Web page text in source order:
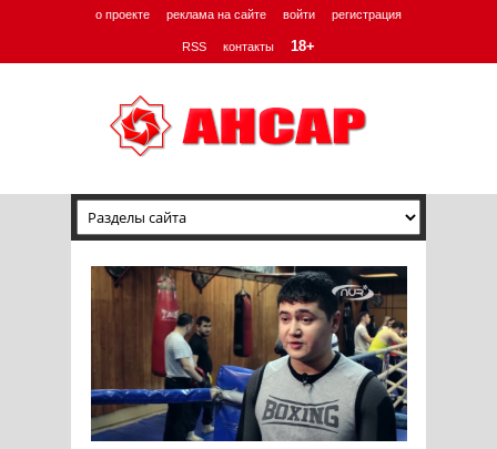
о проекте реклама на сайте войти регистрация
RSS контакты 18+